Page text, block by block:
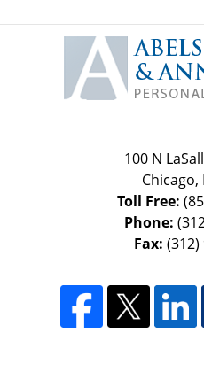
100 N
Chicago,
Toll Free:
Phone:
Fax: (312)